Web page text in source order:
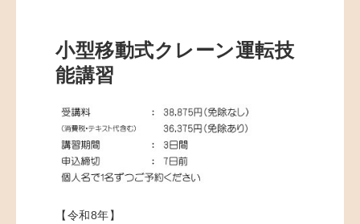
小型移動式クレーン運転技
能講習
【令和8年】